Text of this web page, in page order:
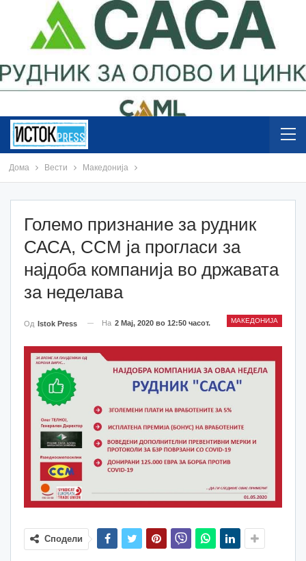
Дома Вести Македонија
Големо признание за рудник
САСА, ССМ ја прогласи за
најдоба компанија во државата
за неделава
МАКЕДОНИЈА
Од Istok Press На 2 Мај, 2020 во 12:50 часот.
Сподели